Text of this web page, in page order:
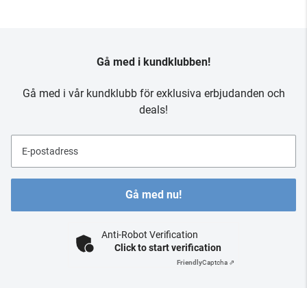
Gå med i kundklubben!
Gå med i vår kundklubb för exklusiva erbjudanden och
deals!
E-postadress
Gå med nu!
Anti-Robot Verification
Click to start verification
FriendlyCaptcha ⇗